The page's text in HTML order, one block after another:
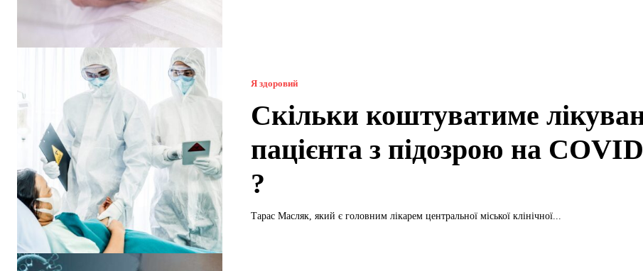
Я здоровий
Скільки коштуватиме
пацієнта з підозрою на
?
Тарас Масляк, який є головним лікарем центральної міської клінічної...